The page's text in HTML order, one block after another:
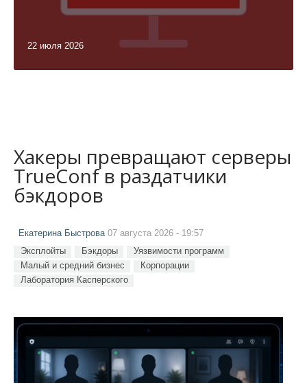
22 июля 2026
Хакеры превращают серверы
TrueConf в раздатчики
бэкдоров
Екатерина Быстрова 07 августа 2026 - 19:57
Эксплойты Бэкдоры
Уязвимости программ
Малый и средний бизнес
Корпорации
Лаборатория Касперского